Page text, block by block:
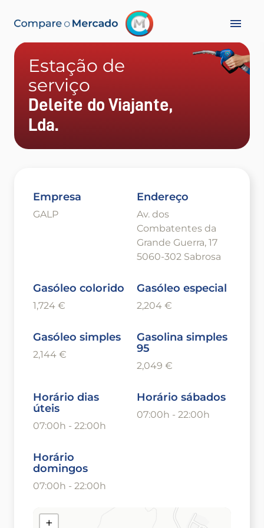
Estação de
serviço
Deleite do Viajante,
Lda.
Empresa
GALP
Endereço
Av. dos
Combatentes da
Grande Guerra, 17
5060-302 Sabrosa
Gasóleo colorido
1,724 €
Gasóleo especial
2,204 €
Gasóleo simples
2,144 €
Gasolina simples
95
2,049 €
Horário dias
úteis
07:00h - 22:00h
Horário sábados
07:00h - 22:00h
Horário
domingos
07:00h - 22:00h
+